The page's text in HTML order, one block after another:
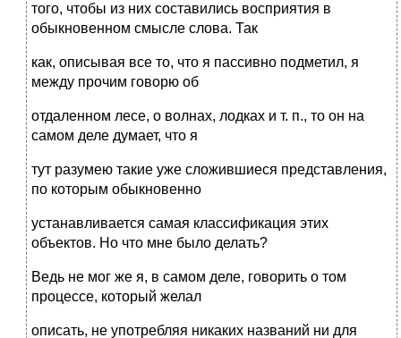
того, чтобы из них составились восприятия в
обыкновенном смысле слова. Так
как, описывая все то, что я пассивно подметил, я
между прочим говорю об
отдаленном лесе, о волнах, лодках и т. п., то он на
самом деле думает, что я
тут разумею такие уже сложившиеся представления,
по которым обыкновенно
устанавливается самая классификация этих
объектов. Но что мне было делать?
Ведь не мог же я, в самом деле, говорить о том
процессе, который желал
описать, не употребляя никаких названий ни для